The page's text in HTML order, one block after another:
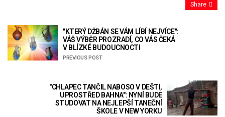
Share
"KTERÝ DŽBÁN SE VÁM LÍBÍ NEJVÍCE":
VÁŠ VÝBĚR PROZRADÍ, CO VÁS ČEKÁ
V BLÍZKÉ BUDOUCNOCTI
PREVIOUS POST
"CHLAPEC TANČIL NABOSO V DEŠTI,
UPROSTŘED BAHNA": NYNÍ BUDE
STUDOVAT NA NEJLEPŠÍ TANEČNÍ
ŠKOLE V NEW YORKU